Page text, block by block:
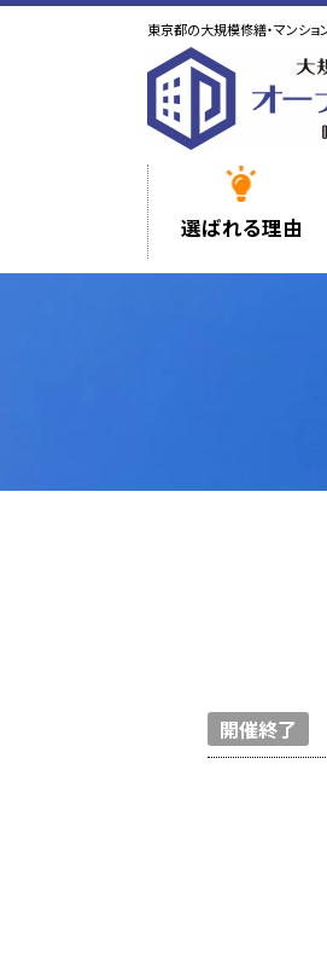
東京都の大規模修繕・マンシ
選ばれる理由
開催終了